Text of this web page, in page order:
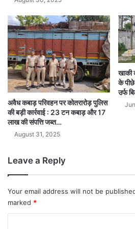
अवैध कबाड़ परिवहन पर कोतरारोड़ पुलिस
की बड़ी कार्रवाई : 23 टन कबाड़ और 17
लाख की संपत्ति जब्त…
August 31, 2025
खाकी
के
उर्फ
Leave a Reply
Your email address will not be
marked *